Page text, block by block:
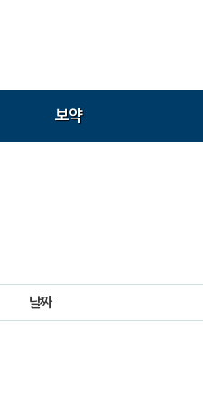
보약
날짜